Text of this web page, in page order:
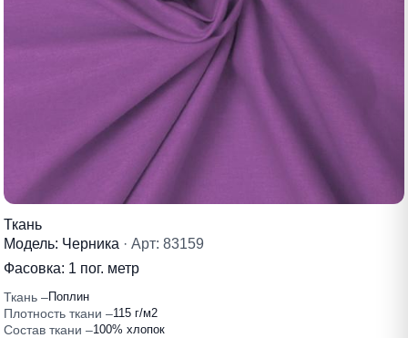
Ткань
Модель: Черника · Арт: 83159
Фасовка: 1 пог. метр
Ткань Поплин
Плотность ткани 115 г/м2
Состав ткани 100% хлопок